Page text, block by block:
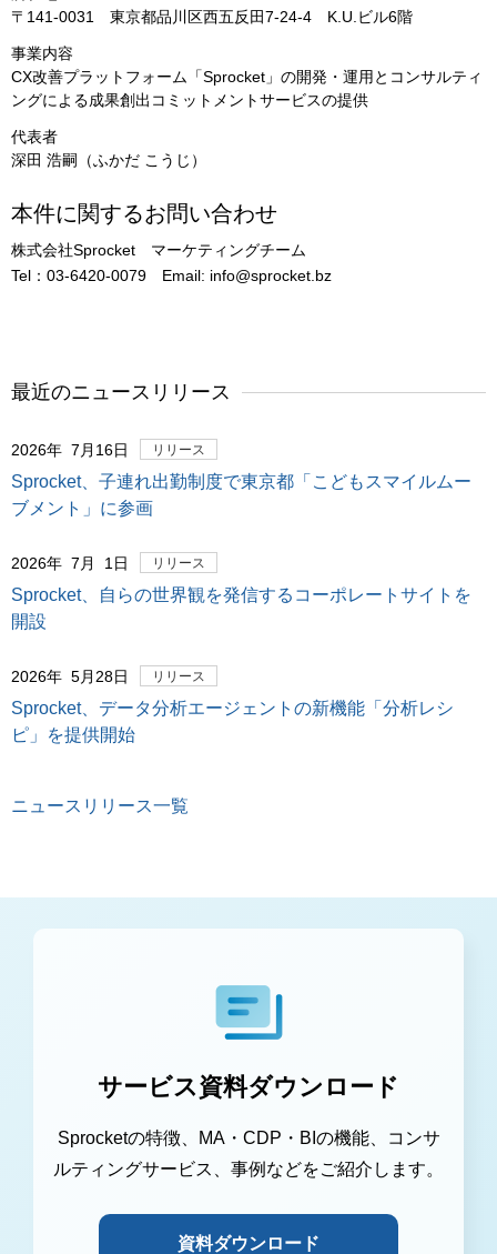
〒141-0031 東京都品川区西五反田7-24-4 K.U.ビル6階
事業内容
CX改善プラットフォーム「Sprocket」の開発・運用とコンサルティ
ングによる成果創出コミットメントサービスの提供
代表者
深田 浩嗣（ふかだ こうじ）
本件に関するお問い合わせ
株式会社Sprocket マーケティングチーム
Tel：03-6420-0079 Email: info@sprocket.bz
最近のニュースリリース
2026年 7月16日 リリース
Sprocket、子連れ出勤制度で東京都「こどもスマイルムー
ブメント」に参画
2026年 7月 1日 リリース
Sprocket、自らの世界観を発信するコーポレートサイトを
開設
2026年 5月28日 リリース
Sprocket、データ分析エージェントの新機能「分析レシ
ピ」を提供開始
ニュースリリース一覧
サービス資料ダウンロード
Sprocketの特徴、MA・CDP・BIの機能、コンサ
ルティングサービス、事例などをご紹介します。
資料ダウンロード